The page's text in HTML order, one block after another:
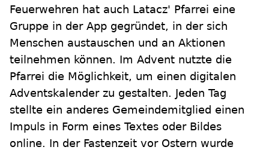
Feuerwehren hat auch Latacz' Pfarrei eine
Gruppe in der App gegründet, in der sich
Menschen austauschen und an Aktionen
teilnehmen können. Im Advent nutzte die
Pfarrei die Möglichkeit, um einen digitalen
Adventskalender zu gestalten. Jeden Tag
stellte ein anderes Gemeindemitglied einen
Impuls in Form eines Textes oder Bildes
online. In der Fastenzeit vor Ostern wurde